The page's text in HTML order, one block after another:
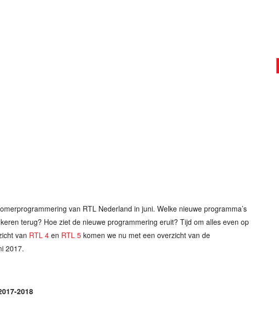
van RTL Nederland in juni. Welke nieuwe programma’s
terug? Hoe ziet de nieuwe programmering eruit? Tijd om alles even op
van RTL 4 en RTL 5 komen we nu met een overzicht van de
2017.
2018